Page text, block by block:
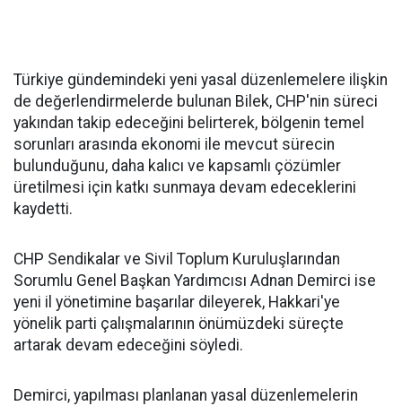
Türkiye gündemindeki yeni yasal düzenlemelere ilişkin
de değerlendirmelerde bulunan Bilek, CHP'nin süreci
yakından takip edeceğini belirterek, bölgenin temel
sorunları arasında ekonomi ile mevcut sürecin
bulunduğunu, daha kalıcı ve kapsamlı çözümler
üretilmesi için katkı sunmaya devam edeceklerini
kaydetti.
CHP Sendikalar ve Sivil Toplum Kuruluşlarından
Sorumlu Genel Başkan Yardımcısı Adnan Demirci ise
yeni il yönetimine başarılar dileyerek, Hakkari'ye
yönelik parti çalışmalarının önümüzdeki süreçte
artarak devam edeceğini söyledi.
Demirci, yapılması planlanan yasal düzenlemelerin